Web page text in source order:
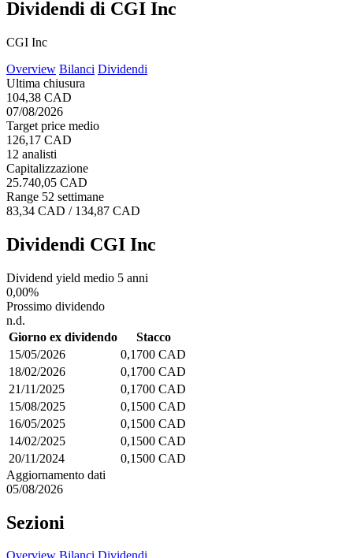
Dividendi di CGI Inc
CGI Inc
Overview Bilanci Dividendi
Ultima chiusura
104,38 CAD
07/08/2026
Target price medio
126,17 CAD
12 analisti
Capitalizzazione
25.740,05 CAD
Range 52 settimane
83,34 CAD / 134,87 CAD
Dividendi CGI Inc
Dividend yield medio 5 anni
0,00%
Prossimo dividendo
n.d.
Giorno ex dividendo
Stacco
15/05/2026
0,1700 CAD
18/02/2026
0,1700 CAD
21/11/2025
0,1700 CAD
15/08/2025
0,1500 CAD
16/05/2025
0,1500 CAD
14/02/2025
0,1500 CAD
20/11/2024
0,1500 CAD
Aggiornamento dati
05/08/2026
Sezioni